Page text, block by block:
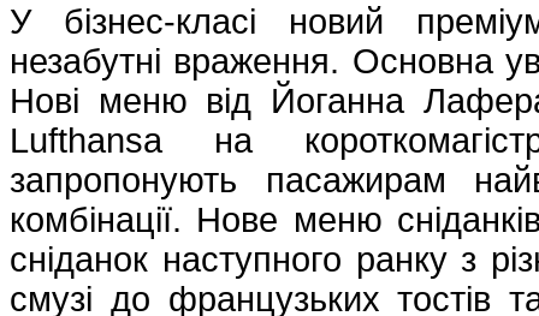
У бізнес-класі новий
незабутні враження. Основна
Нові меню від Йоганна
Lufthansa на
запропонують пасажирам
комбінації. Нове меню
сніданок наступного ранку з
смузі до французьких тостів